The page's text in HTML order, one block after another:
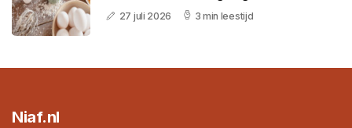
27 juli 2026 3 min leestijd
Niaf.nl